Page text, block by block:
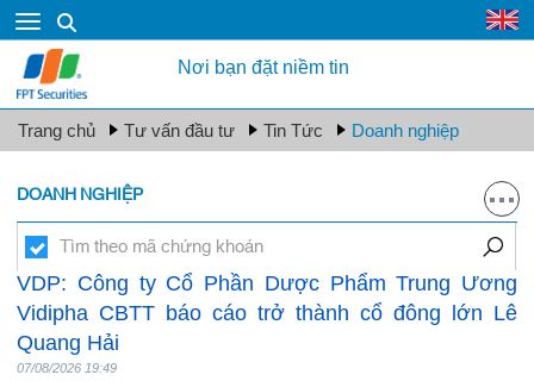
Nơi bạn đặt niềm tin
Trang chủ Tư vấn đầu tư Tin Tức Doanh nghiệp
DOANH NGHIỆP
VDP: Công ty Cổ Phần Dược Phẩm Trung Ương
Vidipha CBTT báo cáo trở thành cổ đông lớn Lê
Quang Hải
07/08/2026 19:49